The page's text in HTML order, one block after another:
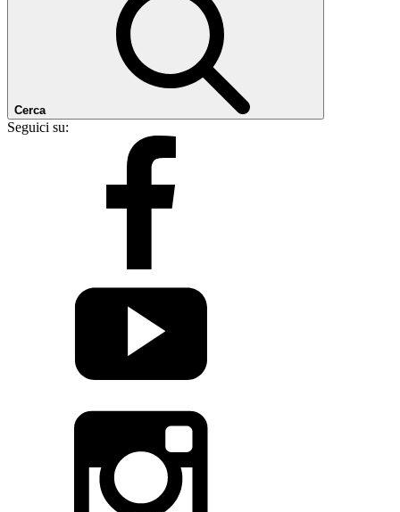
Cerca
Seguici su: